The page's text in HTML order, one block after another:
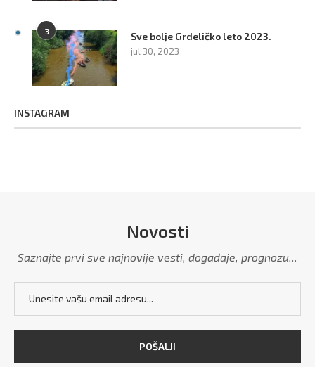
3 Sve bolje Grdeličko leto 2023.
jul 30, 2023
INSTAGRAM
Novosti
Saznajte prvi sve najnovije vesti, događaje, prognozu...